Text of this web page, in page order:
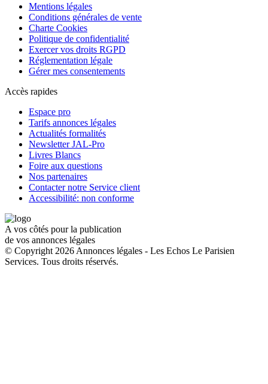
Mentions légales
Conditions générales de vente
Charte Cookies
Politique de confidentialité
Exercer vos droits RGPD
Réglementation légale
Gérer mes consentements
Accès rapides
Espace pro
Tarifs annonces légales
Actualités formalités
Newsletter JAL-Pro
Livres Blancs
Foire aux questions
Nos partenaires
Contacter notre Service client
Accessibilité: non conforme
A vos côtés pour la publication
de vos annonces légales
© Copyright 2026 Annonces légales - Les Echos Le Parisien
Services. Tous droits réservés.